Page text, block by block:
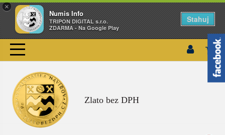
×
Numis Info
TRIPON DIGITAL s.r.o.
ZDARMA - Na Google Play
Stahuj
Zlato bez DPH